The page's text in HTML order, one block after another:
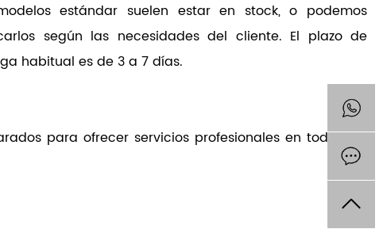
estándar suelen estar en stock, o podemos
según las necesidades del cliente. El plazo de
habitual es de 3 a 7 días.
para ofrecer servicios profesionales en todas las